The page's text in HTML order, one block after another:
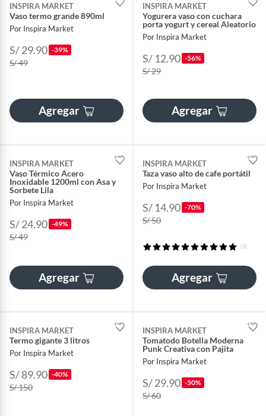
INSPIRA MARKET
Vaso termo grande 890ml
Por Inspira Market
S/ 29.90 -39%
S/ 49
Agregar
INSPIRA MARKET
Yogurera vaso con cuchara
porta yogurt y cereal Aleatorio
Por Inspira Market
S/ 12.90 -56%
S/ 29
Agregar
INSPIRA MARKET
Vaso Térmico Acero
Inoxidable 1200ml con Asa y
Sorbete Lila
Por Inspira Market
S/ 24.90 -49%
S/ 49
Agregar
INSPIRA MARKET
Taza vaso alto de cafe portátil
Por Inspira Market
S/ 14.90 -70%
S/ 50
(1)
Agregar
INSPIRA MARKET
Termo gigante 3 litros
Por Inspira Market
S/ 89.90 -40%
S/ 150
INSPIRA MARKET
Tomatodo Botella Moderna
Punk Creativa con Pajita
Por Inspira Market
S/ 29.90 -50%
S/ 60